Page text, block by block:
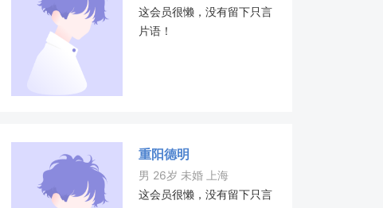
这会员很懒，没有留下只言
片语！
重阳德明
男 26岁 未婚 上海
这会员很懒，没有留下只言